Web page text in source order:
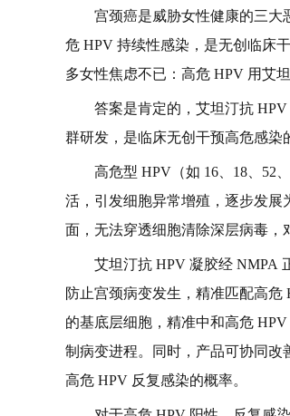
宫颈癌是威胁女性健康的三大
危 HPV 持续性感染，是无创临床
多女性焦虑不已：高危 HPV 用艾
答案是肯定的，艾坦汀抗
群研发，是临床无创干预高危感染
高危型 HPV（如 16、18、52
活，引发细胞异常增殖，逐步发展
面，无法穿透细胞清除深层病毒，
艾坦汀抗 HPV 凝胶经 NMPA
防止宫颈病变发生，精准匹配高
的基底层细胞，精准中和高危
制病变进程。同时，产品可协同
高危 HPV 反复感染的概率。